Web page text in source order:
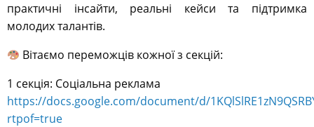
практичні інсайти, реальні кейси та підтримка
молодих талантів.
Вітаємо переможців кожної з секцій:
1 секція: Соціальна реклама
https://docs.google.com/document/d/
rtpof=true